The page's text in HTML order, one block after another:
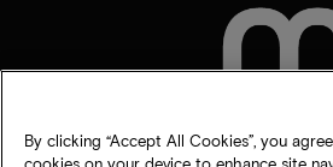
By clicking “Accept All Cookies”, you